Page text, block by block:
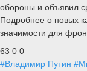
обороны и объявил
Подробнее о новых
значимости для
63 0 0
#Владимир Путин